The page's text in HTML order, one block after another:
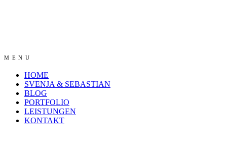
MENU
HOME
SVENJA & SEBASTIAN
BLOG
PORTFOLIO
LEISTUNGEN
KONTAKT